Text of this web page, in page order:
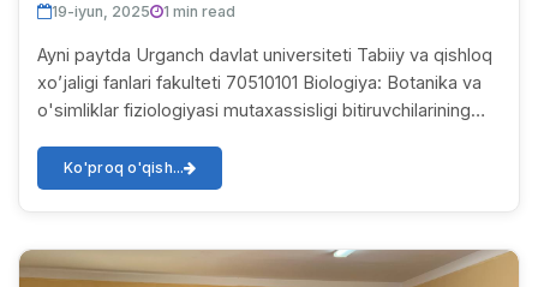
19-iyun, 2025 1 min read
Ayni paytda Urganch davlat universiteti Tabiiy va qishloq
xo’jaligi fanlari fakulteti 70510101 Biologiya: Botanika va
o'simliklar fiziologiyasi mutaxassisligi bitiruvchilarining
Ko'proq o'qish...